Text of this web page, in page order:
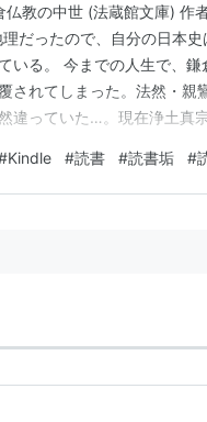
仏教の中世 (法蔵館文庫) 作
だったので、自分の日本史
いる。 今までの人生で、鎌
されてしまった。法然・親
違っていた…。現在浄土真
（聖道門）ができないか
…
Kindle #読書 #読書垢 #